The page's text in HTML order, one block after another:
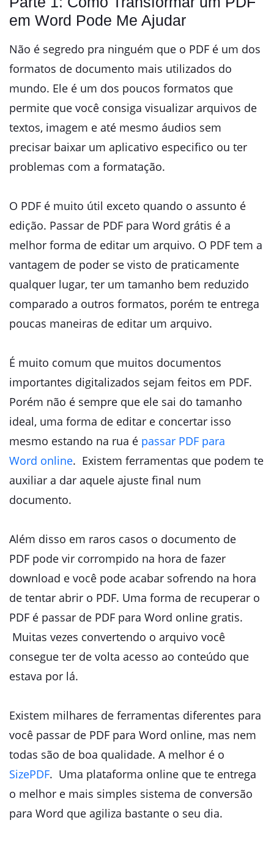
em Word Pode Me Ajudar
Não é segredo pra ninguém que o PDF é um dos
formatos de documento mais utilizados do
mundo. Ele é um dos poucos formatos que
permite que você consiga visualizar arquivos de
textos, imagem e até mesmo áudios sem
precisar baixar um aplicativo especifico ou ter
problemas com a formatação.
O PDF é muito útil exceto quando o assunto é
edição. Passar de PDF para Word grátis é a
melhor forma de editar um arquivo. O PDF tem a
vantagem de poder se visto de praticamente
qualquer lugar, ter um tamanho bem reduzido
comparado a outros formatos, porém te entrega
poucas maneiras de editar um arquivo.
É muito comum que muitos documentos
importantes digitalizados sejam feitos em PDF.
Porém não é sempre que ele sai do tamanho
ideal, uma forma de editar e concertar isso
mesmo estando na rua é passar PDF para
Word online. Existem ferramentas que podem te
auxiliar a dar aquele ajuste final num
documento.
Além disso em raros casos o documento de
PDF pode vir corrompido na hora de fazer
download e você pode acabar sofrendo na hora
de tentar abrir o PDF. Uma forma de recuperar o
PDF é passar de PDF para Word online gratis.
Muitas vezes convertendo o arquivo você
consegue ter de volta acesso ao conteúdo que
estava por lá.
Existem milhares de ferramentas diferentes para
você passar de PDF para Word online, mas nem
todas são de boa qualidade. A melhor é o
SizePDF. Uma plataforma online que te entrega
o melhor e mais simples sistema de conversão
para Word que agiliza bastante o seu dia.